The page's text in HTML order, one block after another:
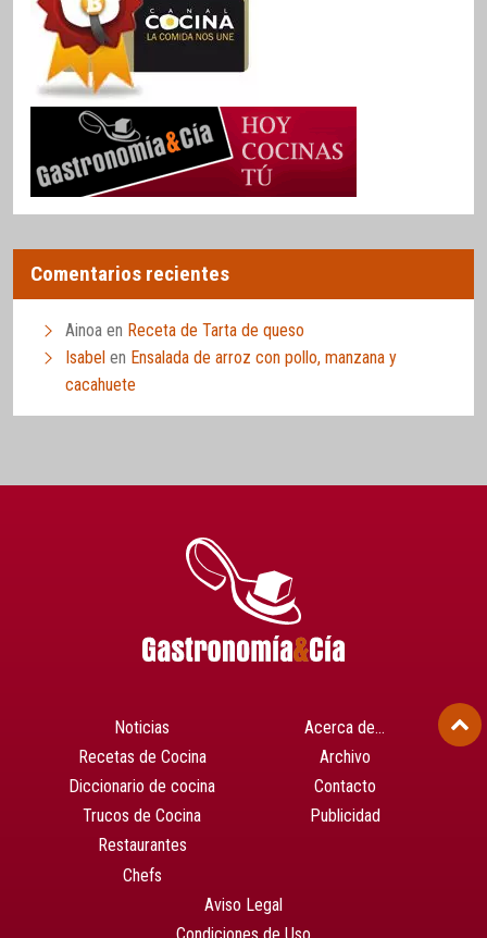
Comentarios recientes
Ainoa en Receta de Tarta de queso
Isabel en Ensalada de arroz con pollo, manzana y
cacahuete
Noticias
Recetas de Cocina
Diccionario de cocina
Trucos de Cocina
Restaurantes
Chefs
Acerca de…
Archivo
Contacto
Publicidad
Aviso Legal